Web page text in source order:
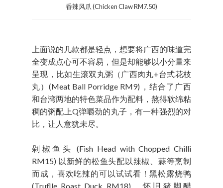
香辣风爪 (Chicken Claw RM7.50)
上面说的几款都是轻点，想要将广西的味道完
全变成点心可不容易，但是却能够以小分量来
呈现，比如生滚双丸粥（广西肉丸+台式花枝
丸）(Meat Ball Porridge RM9)，结合了广西
和台湾两地的特色菜品作为配料，熬得软绵粘
稠的粥配上Q弹嚼劲的丸子，有一种强烈的对
比，让人意犹未尽。
剁椒鱼头 (Fish Head with Chopped Chilli
RM15) 以新鲜的松鱼头配以辣椒、蒜等烹制
而成，喜欢吃辣的可以试试看！黑松露烧鸭
(Truflle Roast Duck RM18)、怀旧猪脚醋